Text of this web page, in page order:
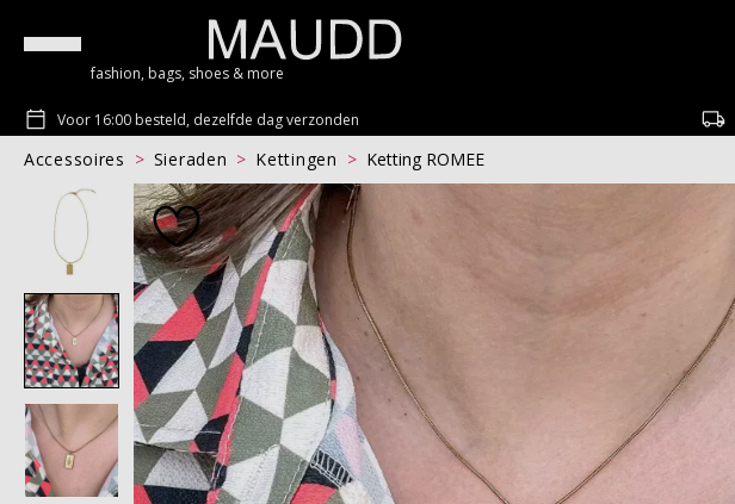
fashion, bags, shoes & more
Voor 16:00 besteld, dezelfde dag verzonden
Accessoires Sieraden Kettingen
Ketting ROMEE